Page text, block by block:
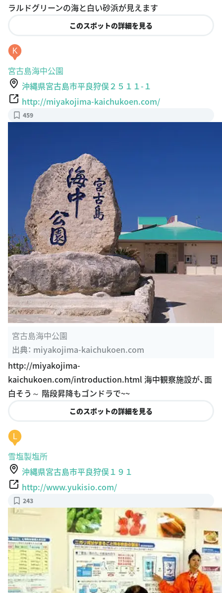
ラルドグリーンの海と白い砂浜が見えます
このスポットの詳細を見る
K
宮古島海中公園
沖縄県宮古島市平良狩俣２５１１-１
http://miyakojima-kaichukoen.com/
459
宮古島海中公園
出典： miyakojima-kaichukoen.com
http://miyakojima-
kaichukoen.com/introduction.html 海中観察施設が、面
白そう～ 階段昇降もゴンドラで~~
このスポットの詳細を見る
L
雪塩製塩所
沖縄県宮古島市平良狩俣１９１
http://www.yukisio.com/
243